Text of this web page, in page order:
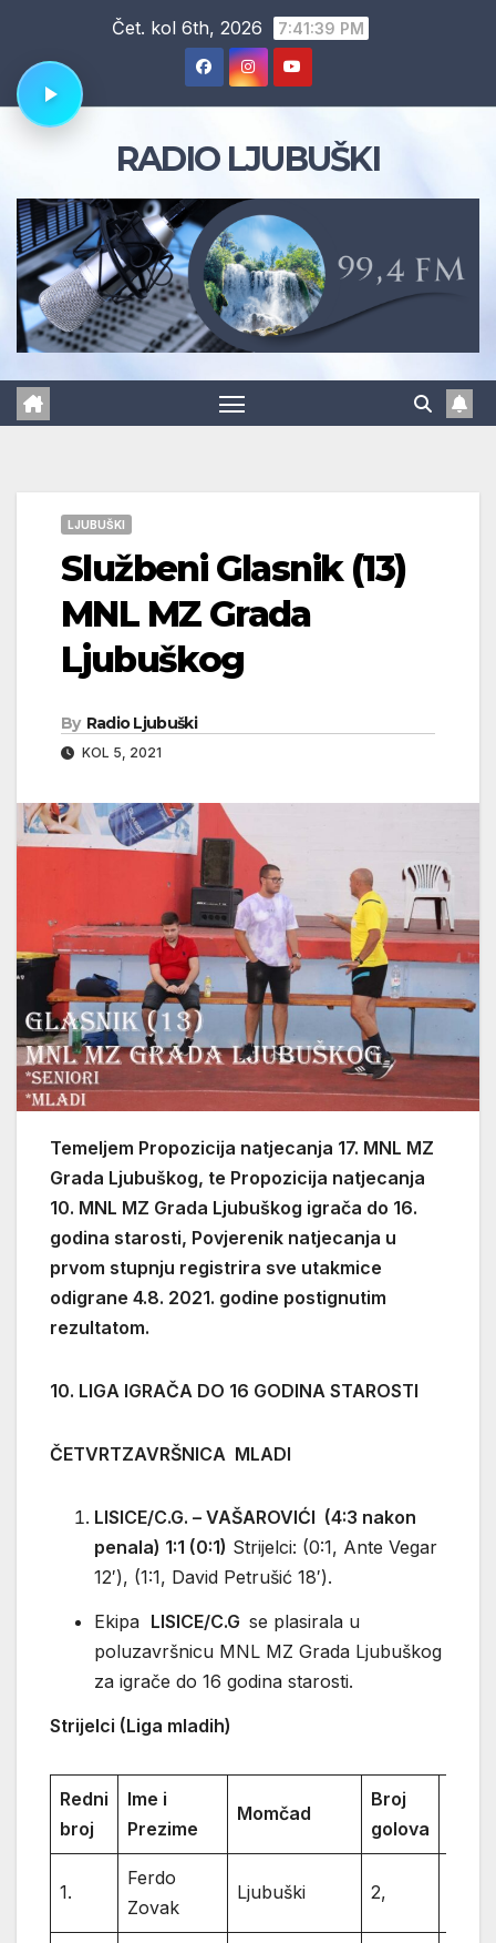
content
Čet. kol 6th, 2026 7:41:40 PM
RADIO LJUBUŠKI
LJUBUŠKI
Službeni Glasnik (13)
MNL MZ Grada
Ljubuškog
By Radio Ljubuški
KOL 5, 2021
Temeljem Propozicija natjecanja 17. MNL MZ
Grada Ljubuškog, te Propozicija natjecanja
10. MNL MZ Grada Ljubuškog igrača do 16.
godina starosti, Povjerenik natjecanja u
prvom stupnju registrira sve utakmice
odigrane 4.8. 2021. godine postignutim
rezultatom.
10. LIGA IGRAČA DO 16 GODINA STAROSTI
ČETVRTZAVRŠNICA MLADI
LISICE/C.G. – VAŠAROVIĆI (4:3 nakon
penala) 1:1 (0:1) Strijelci: (0:1, Ante Vegar
12′), (1:1, David Petrušić 18′).
Ekipa LISICE/C.G se plasirala u
poluzavršnicu MNL MZ Grada Ljubuškog
za igrače do 16 godina starosti.
Strijelci (Liga mladih)
Redni
broj
Ime i
Prezime
Momčad
Broj
golova
1.
Ferdo
Zovak
Ljubuški 2,